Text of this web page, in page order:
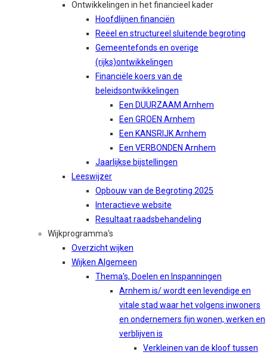
Ontwikkelingen in het financieel kader
Hoofdlijnen financiën
Reëel en structureel sluitende begroting
Gemeentefonds en overige
(rijks)ontwikkelingen
Financiële koers van de
beleidsontwikkelingen
Een DUURZAAM Arnhem
Een GROEN Arnhem
Een KANSRIJK Arnhem
Een VERBONDEN Arnhem
Jaarlijkse bijstellingen
Leeswijzer
Opbouw van de Begroting 2025
Interactieve website
Resultaat raadsbehandeling
Wijkprogramma's
Overzicht wijken
Wijken Algemeen
Thema's, Doelen en Inspanningen
Arnhem is/ wordt een levendige en
vitale stad waar het volgens inwoners
en ondernemers fijn wonen, werken en
verblijven is
Verkleinen van de kloof tussen